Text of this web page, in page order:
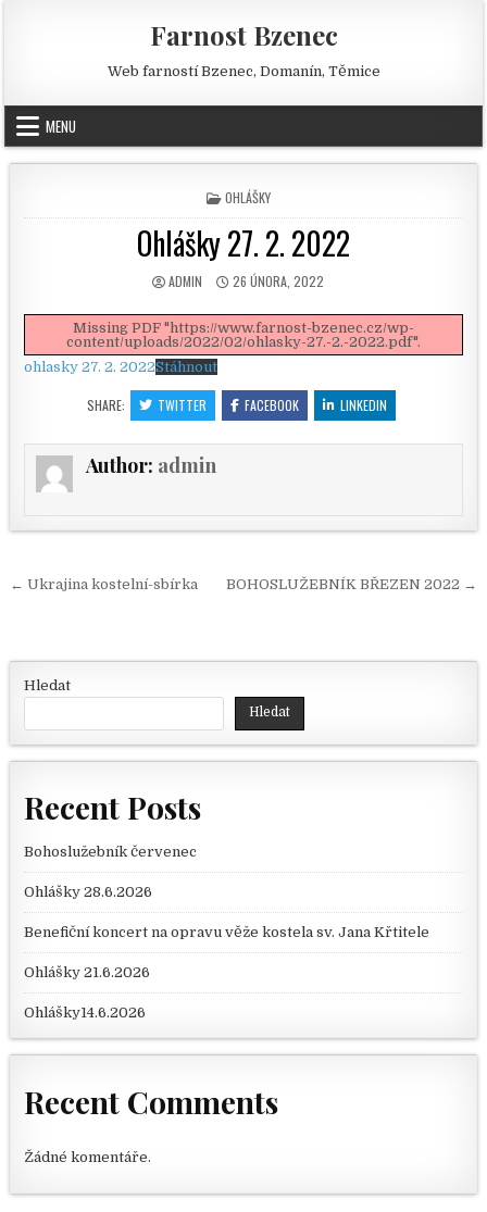
Farnost Bzenec
Web farností Bzenec, Domanín, Těmice
MENU
POSTED IN
OHLÁŠKY
Ohlášky 27. 2. 2022
AUTHOR:
ADMIN PUBLISHED DATE:
26 ÚNORA, 2022
Missing PDF "https://www.farnost-bzenec.cz/wp-
content/uploads/2022/02/ohlasky-27.-2.-2022.pdf".
ohlasky 27. 2. 2022Stáhnout
SHARE: TWITTER FACEBOOK LINKEDIN
Author: admin
Navigace pro příspěvekBOHOSLUŽEBNÍK BŘEZEN 2022 →
← Ukrajina kostelní-sbírka
Hledat
Hledat
Recent Posts
Bohoslužebník červenec
Ohlášky 28.6.2026
Benefiční koncert na opravu věže kostela sv. Jana Křtitele
Ohlášky 21.6.2026
Ohlášky14.6.2026
Recent Comments
Žádné komentáře.